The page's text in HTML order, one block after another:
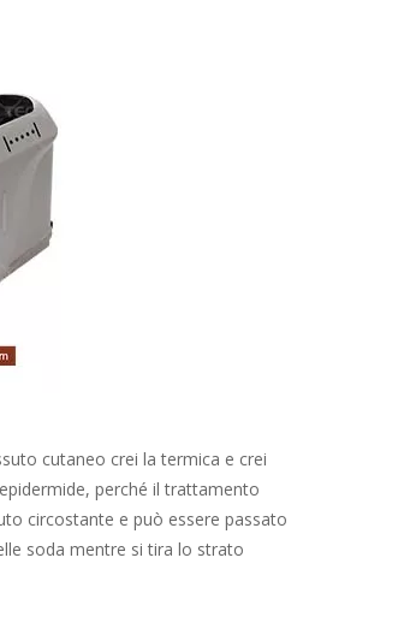
cutaneo crei la termica e crei
perché il trattamento
circostante e può essere passato
soda mentre si tira lo strato